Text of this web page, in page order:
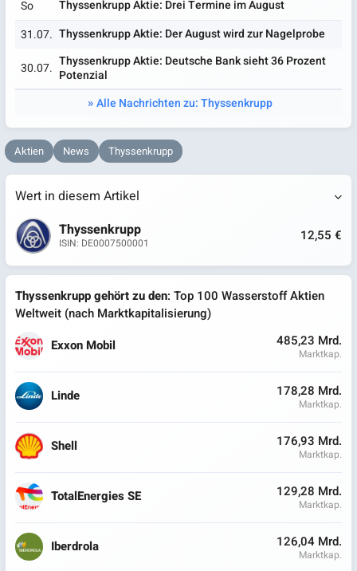
So
Thyssenkrupp Aktie: Drei Termine im August
31.07. Thyssenkrupp Aktie: Der August wird zur Nagelprobe
30.07. Thyssenkrupp Aktie: Deutsche Bank sieht 36 Prozent
Potenzial
Alle Nachrichten zu: Thyssenkrupp
Aktien News Thyssenkrupp
Wert in diesem Artikel
Thyssenkrupp
ISIN: DE0007500001 12,55 €
Thyssenkrupp gehört zu den: Top 100 Wasserstoff Aktien
Weltweit (nach Marktkapitalisierung)
Exxon Mobil
485,23 Mrd.
Marktkap.
Linde 178,28 Mrd.
Marktkap.
Shell 176,93 Mrd.
Marktkap.
TotalEnergies SE 129,28 Mrd.
Marktkap.
Iberdrola 126,04 Mrd.
Marktkap.